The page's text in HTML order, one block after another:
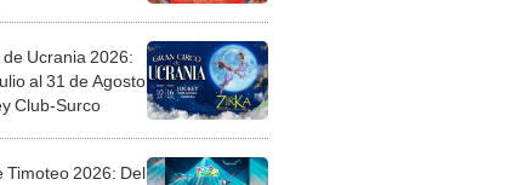
Ucrania 2026:
al 31 de Agosto
Club-Surco
Timoteo 2026: Del